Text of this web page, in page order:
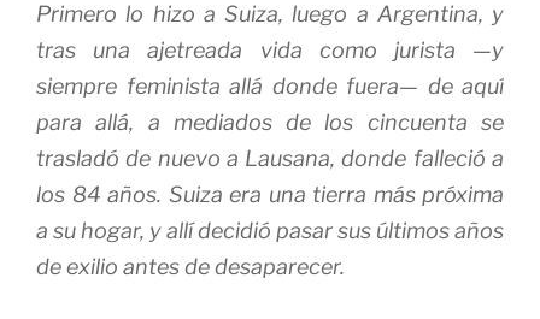
Primero lo hizo a Suiza, luego a Argentina, y
tras una ajetreada vida como jurista —y
siempre feminista allá donde fuera— de aquí
para allá, a mediados de los cincuenta se
trasladó de nuevo a Lausana, donde falleció a
los 84 años. Suiza era una tierra más próxima
a su hogar, y allí decidió pasar sus últimos años
de exilio antes de desaparecer.